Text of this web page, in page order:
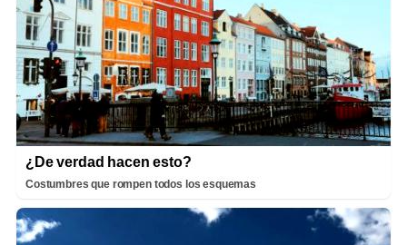
¿De verdad hacen esto?
Costumbres que rompen todos los esquemas